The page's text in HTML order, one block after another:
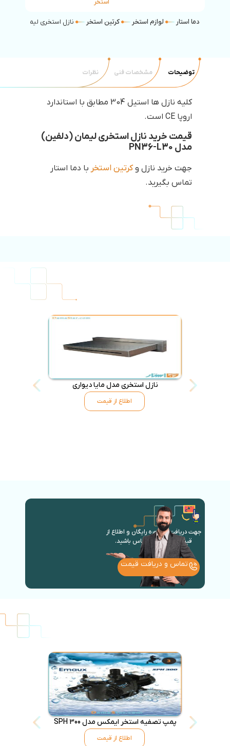
استخر
دما استار لوازم استخر کرتین استخر نازل استخری لیمان مدل
توضیحات مشخصات فنی نظرات
کلیه نازل ها استیل 304 مطابق با استاندارد
اروپا CE است.
قیمت خرید نازل استخری لیمان (دلفین)
مدل PN36-L30
جهت خرید نازل وکرتین استخر با دما استار
تماس بگیرید.
نازل استخری مدل مایا دیواری
اطلاع از قیمت
جهت دریافت مشاوره رایگان و اطلاع از
قیمت روز با ما در تماس باشید.
تماس و دریافت قیمت
پمپ تصفیه استخر ایمکس مدل SPH 300
اطلاع از قیمت